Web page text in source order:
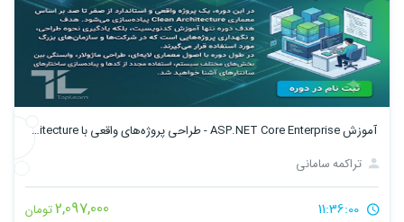
آموزش ASP.NET Core Enterprise - طراحی پروژه‌های واقعی با Clean Architecture
تراکمه سامانی
2,097,000تومان